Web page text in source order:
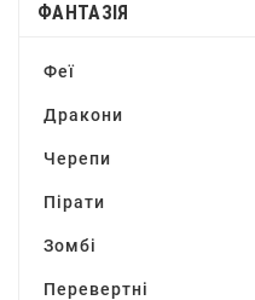
ФАНТАЗІЯ
Феї
Дракони
Черепи
Пірати
Зомбі
Перевертні